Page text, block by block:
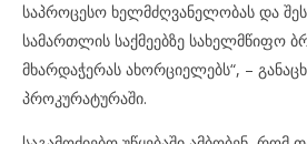
საპროცესო ხელმძღვანელობას და
სამართლის საქმეებზე სახელმწიფო
მხარდაჭერას ახორციელებს“, –
პროკურატურაში.